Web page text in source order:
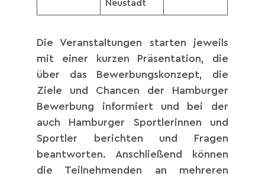
Neustadt
Die Veranstaltungen starten jeweils
mit einer kurzen Präsentation, die
über das Bewerbungskonzept, die
Ziele und Chancen der Hamburger
Bewerbung informiert und bei der
auch Hamburger Sportlerinnen und
Sportler berichten und Fragen
beantworten. Anschließend können
die Teilnehmenden an mehreren